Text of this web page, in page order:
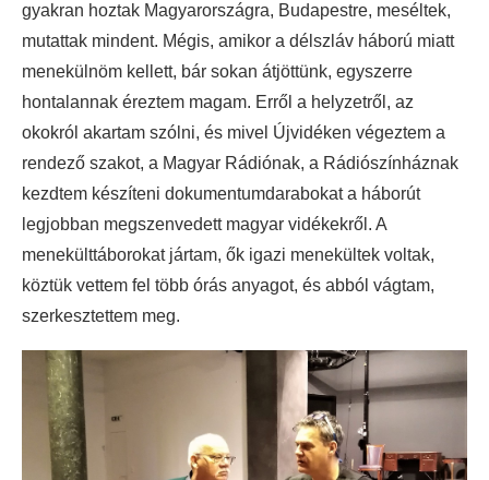
gyakran hoztak Magyarországra, Budapestre, meséltek,
mutattak mindent. Mégis, amikor a délszláv háború miatt
menekülnöm kellett, bár sokan átjöttünk, egyszerre
hontalannak éreztem magam. Erről a helyzetről, az
okokról akartam szólni, és mivel Újvidéken végeztem a
rendező szakot, a Magyar Rádiónak, a Rádiószínháznak
kezdtem készíteni dokumentumdarabokat a háborút
legjobban megszenvedett magyar vidékekről. A
menekülttáborokat jártam, ők igazi menekültek voltak,
köztük vettem fel több órás anyagot, és abból vágtam,
szerkesztettem meg.